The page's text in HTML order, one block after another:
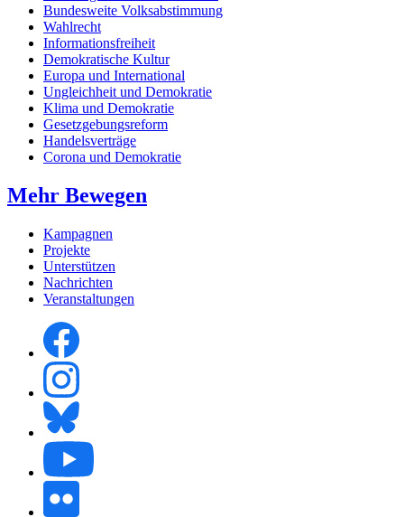
Bundesweite Volksabstimmung
Wahlrecht
Informationsfreiheit
Demokratische Kultur
Europa und International
Ungleichheit und Demokratie
Klima und Demokratie
Gesetzgebungsreform
Handelsverträge
Corona und Demokratie
Mehr Bewegen
Kampagnen
Projekte
Unterstützen
Nachrichten
Veranstaltungen